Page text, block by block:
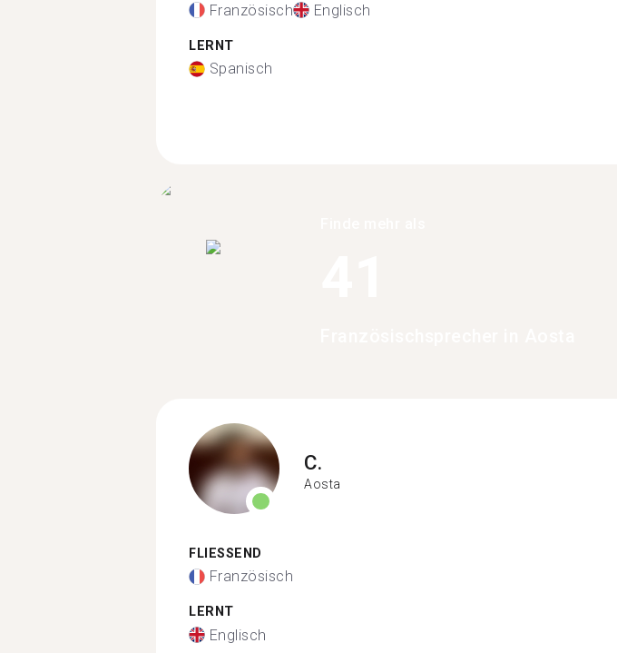
Französisch Englisch
LERNT
Spanisch
C.
Aosta
FLIESSEND
Französisch
LERNT
Englisch